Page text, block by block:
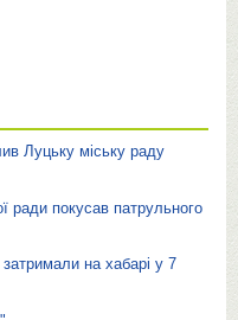
Луцьку міську раду
ради покусав патрульного
на хабарі у 7